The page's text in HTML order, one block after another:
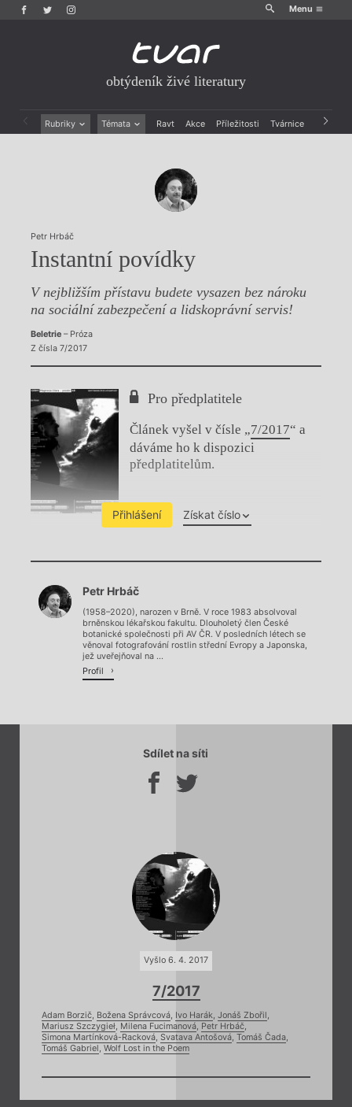
Menu
obtýdeník živé literatury
Rubriky Témata Ravt Akce Příležitosti Tvárnice Archiv
Petr Hrbáč
Instantní povídky
V nejbližším přístavu budete vysazen bez nároku
na sociální zabezpečení a lidskoprávní servis!
Beletrie– Próza
Z čísla 7/2017
Pro předplatitele
Článek vyšel v čísle „7/2017“ a
dáváme ho k dispozici
předplatitelům.
Přihlášení Získat číslo
Chviličku.
Petr Hrbáč
(1958–2020), narozen v Brně. V roce 1983 absolvoval
brněnskou lékařskou fakultu. Dlouholetý člen České
botanické společnosti při AV ČR. V posledních létech se
věnoval fotografování rostlin střední Evropy a Japonska,
jež uveřejňoval na ...
Profil
Sdílet na síti
Vyšlo 6. 4. 2017
7/2017
Adam Borzič, Božena Správcová, Ivo Harák, Jonáš Zbořil,
Mariusz Szczygieł, Milena Fucimanová, Petr Hrbáč,
Simona Martínková-Racková, Svatava Antošová, Tomáš Čada,
Tomáš Gabriel, Wolf Lost in the Poem